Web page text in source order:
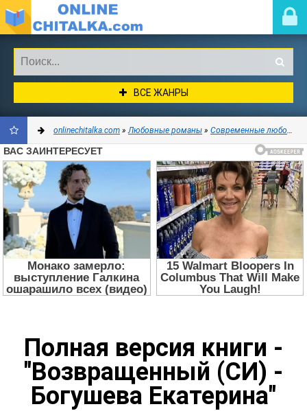
ВСЕ ЖАНРЫ
ДОБАВИТЬ
В
ЗАКЛАДКИ
onlinechitalka.com »Любовные романы » Современные любовные романы
Полная версия книги -
"Возвращенный (СИ) -
Богушева Екатерина"